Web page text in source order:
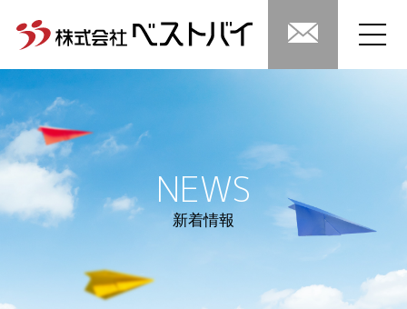
NEWS
新着情報